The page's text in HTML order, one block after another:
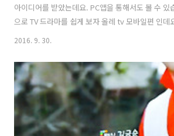
아이디어를 받았는데요. PC앱을 통해서도 볼 수 있
으로 TV 드라마를 쉽게 보자 올레 tv 모바일편 인데
장점이 있습니다. 컴퓨터로 특정 작업을 하면서 같이
TV 드라마를 보는 방법 외에 다른 방법은 무척 많을
는것도 많으니까요. 다만 편리하다면 아주 간단하게
고 간단하게 볼 수 있다는 점 입니다. 무료 컨텐츠도
는 장점이 있죠. 윈도우10 앱으로 TV 드라마를 쉽게
윈도우10을 사용 중 인데요. 윈도우10 앱도 이제는
2016. 9. 30.